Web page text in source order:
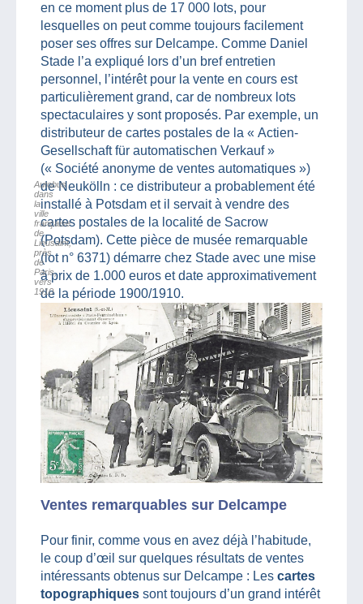
en ce moment plus de 17 000 lots, pour
lesquelles on peut comme toujours facilement
poser ses offres sur Delcampe. Comme Daniel
Stade l’a expliqué lors d’un bref entretien
personnel, l’intérêt pour la vente en cours est
particulièrement grand, car de nombreux lots
spectaculaires y sont proposés. Par exemple, un
distributeur de cartes postales de la « Actien-
Gesellschaft für automatischen Verkauf »
(« Société anonyme de ventes automatiques »)
de Neukölln : ce distributeur a probablement été
installé à Potsdam et il servait à vendre des
cartes postales de la localité de Sacrow
(Potsdam). Cette pièce de musée remarquable
(lot n° 6371) démarre chez Stade avec une mise
à prix de 1.000 euros et date approximativement
de la période 1900/1910.
Autobus
dans
la
ville
française
de
Lieusaint,
près
de
Paris,
vers
1910
Ventes remarquables sur Delcampe
Pour finir, comme vous en avez déjà l’habitude,
le coup d’œil sur quelques résultats de ventes
intéressants obtenus sur Delcampe : Les cartes
topographiques sont toujours d’un grand intérêt